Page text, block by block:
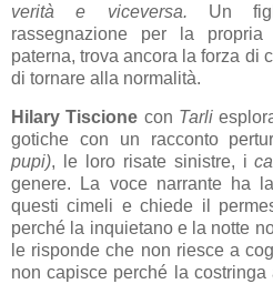
verità e viceversa. Un
rassegnazione per la
paterna, trova ancora la forza di
di tornare alla normalità.
Hilary Tiscione con Tarli
gotiche con un racconto
pupi), le loro risate sinistre, i
genere. La voce narrante ha
questi cimeli e chiede il
perché la inquietano e la notte
le risponde che non riesce a
non capisce perché la